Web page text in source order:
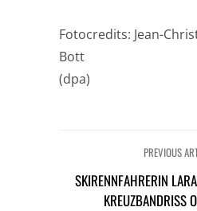
Fotocredits: Jean-
Bott
(dpa)
PREVIOUS
SKIRENNFAHRERIN
KREUZBANDRISS